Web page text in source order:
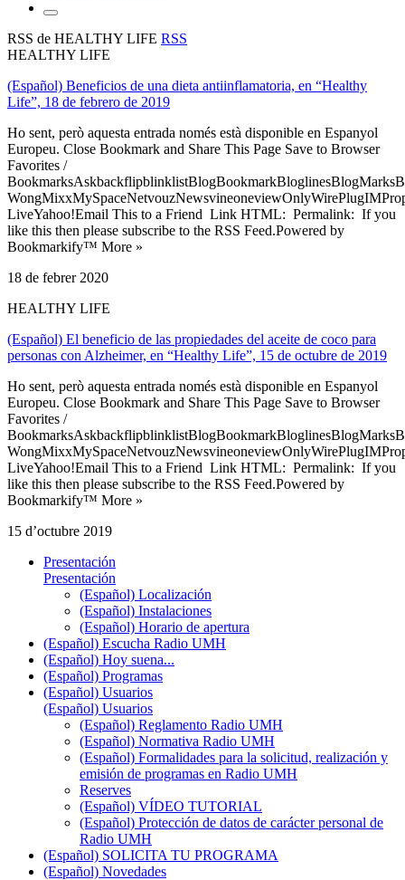
RSS de HEALTHY LIFE RSS
HEALTHY LIFE
(Español) Beneficios de una dieta antiinflamatoria, en “Healthy
Life”, 18 de febrero de 2019
Ho sent, però aquesta entrada només està disponible en Espanyol
Europeu. Close Bookmark and Share This Page Save to Browser
Favorites /
LiveYahoo!Email This to a Friend Link HTML: Permalink: If you
like this then please subscribe to the RSS Feed.Powered by
Bookmarkify™ More »
18 de febrer 2020
HEALTHY LIFE
(Español) El beneficio de las propiedades del aceite de coco para
personas con Alzheimer, en “Healthy Life”, 15 de octubre de 2019
Ho sent, però aquesta entrada només està disponible en Espanyol
Europeu. Close Bookmark and Share This Page Save to Browser
Favorites /
LiveYahoo!Email This to a Friend Link HTML: Permalink: If you
like this then please subscribe to the RSS Feed.Powered by
Bookmarkify™ More »
15 d’octubre 2019
Presentación
Presentación
(Español) Localización
(Español) Instalaciones
(Español) Horario de apertura
(Español) Escucha Radio UMH
(Español) Hoy suena...
(Español) Programas
(Español) Usuarios
(Español) Usuarios
(Español) Reglamento Radio UMH
(Español) Normativa Radio UMH
(Español) Formalidades para la solicitud, realización y
emisión de programas en Radio UMH
Reserves
(Español) VÍDEO TUTORIAL
(Español) Protección de datos de carácter personal de
Radio UMH
(Español) SOLICITA TU PROGRAMA
(Español) Novedades